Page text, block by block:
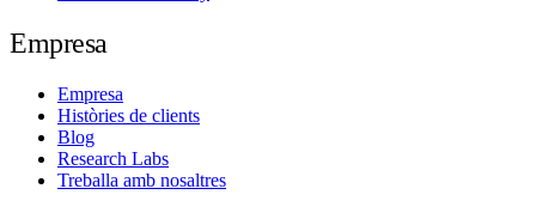
Empresa
Empresa
Històries de clients
Blog
Research Labs
Treballa amb nosaltres